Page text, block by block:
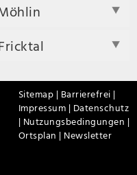
Sitemap | Barrierefrei |
Impressum | Datenschutz
| Nutzungsbedingungen |
Ortsplan | Newsletter